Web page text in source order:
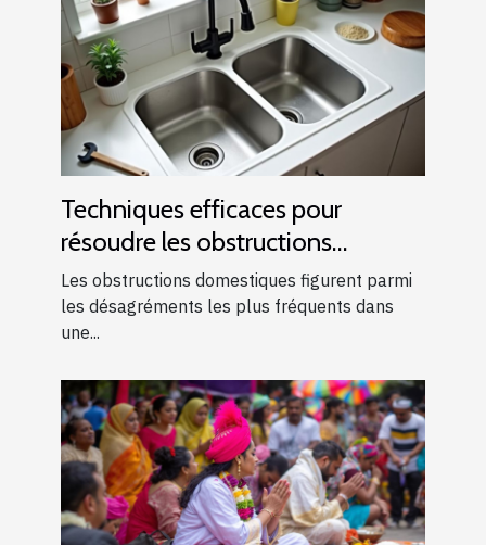
Techniques efficaces pour
résoudre les obstructions
domestiques courantes
Les obstructions domestiques figurent parmi
les désagréments les plus fréquents dans
une...